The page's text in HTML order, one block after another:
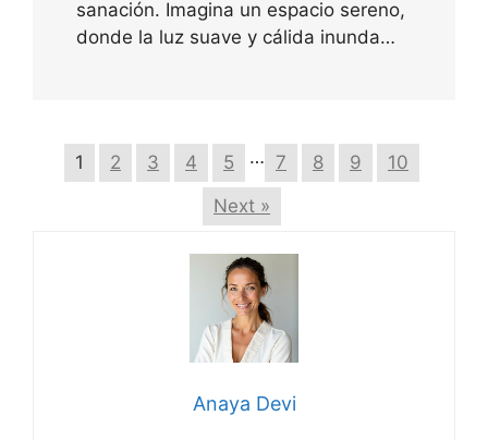
sanación. Imagina un espacio sereno,
donde la luz suave y cálida inunda…
1 2 3 4 5 … 7 8 9
10
Next »
Anaya Devi